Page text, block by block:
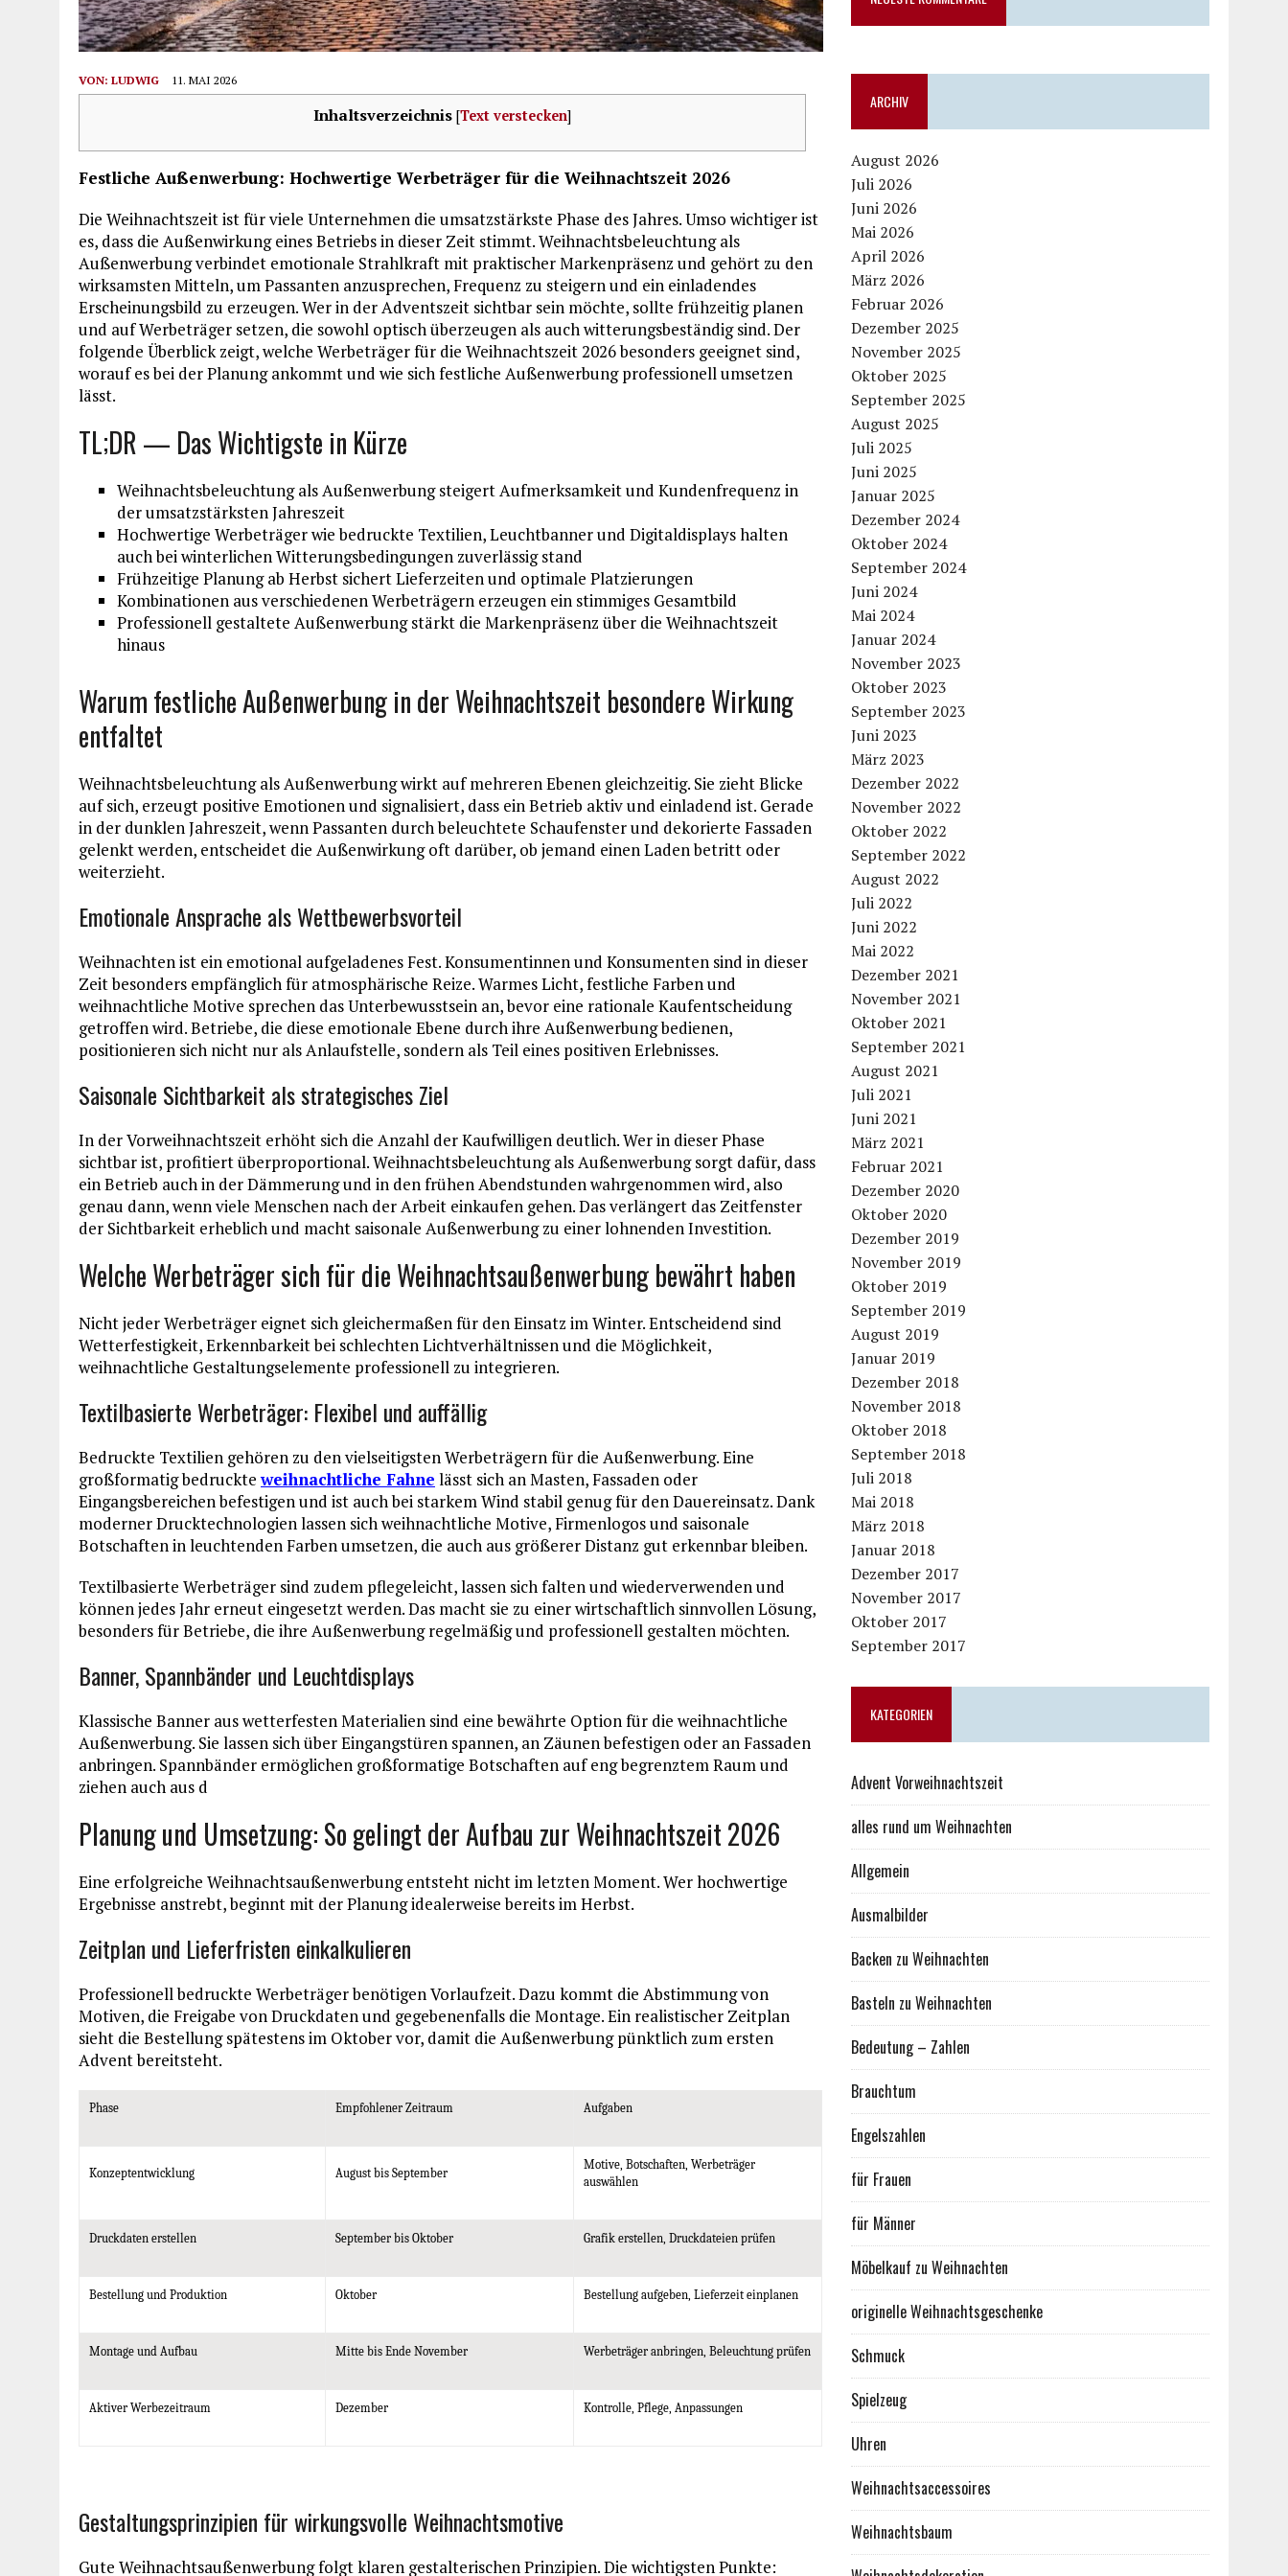
VON: LUDWIG 11. MAI 2026
Inhaltsverzeichnis [Text verstecken]
Festliche Außenwerbung: Hochwertige Werbeträger für die Weihnachtszeit 2026
Die Weihnachtszeit ist für viele Unternehmen die umsatzstärkste Phase des Jahres. Umso wichtiger ist
es, dass die Außenwirkung eines Betriebs in dieser Zeit stimmt. Weihnachtsbeleuchtung als
Außenwerbung verbindet emotionale Strahlkraft mit praktischer Markenpräsenz und gehört zu den
wirksamsten Mitteln, um Passanten anzusprechen, Frequenz zu steigern und ein einladendes
Erscheinungsbild zu erzeugen. Wer in der Adventszeit sichtbar sein möchte, sollte frühzeitig planen
und auf Werbeträger setzen, die sowohl optisch überzeugen als auch witterungsbeständig sind. Der
folgende Überblick zeigt, welche Werbeträger für die Weihnachtszeit 2026 besonders geeignet sind,
worauf es bei der Planung ankommt und wie sich festliche Außenwerbung professionell umsetzen
lässt.
TL;DR — Das Wichtigste in Kürze
Weihnachtsbeleuchtung als Außenwerbung steigert Aufmerksamkeit und Kundenfrequenz in
der umsatzstärksten Jahreszeit
Hochwertige Werbeträger wie bedruckte Textilien, Leuchtbanner und Digitaldisplays halten
auch bei winterlichen Witterungsbedingungen zuverlässig stand
Frühzeitige Planung ab Herbst sichert Lieferzeiten und optimale Platzierungen
Kombinationen aus verschiedenen Werbeträgern erzeugen ein stimmiges Gesamtbild
Professionell gestaltete Außenwerbung stärkt die Markenpräsenz über die Weihnachtszeit
hinaus
Warum festliche Außenwerbung in der Weihnachtszeit besondere Wirkung
entfaltet
Weihnachtsbeleuchtung als Außenwerbung wirkt auf mehreren Ebenen gleichzeitig. Sie zieht Blicke
auf sich, erzeugt positive Emotionen und signalisiert, dass ein Betrieb aktiv und einladend ist. Gerade
in der dunklen Jahreszeit, wenn Passanten durch beleuchtete Schaufenster und dekorierte Fassaden
gelenkt werden, entscheidet die Außenwirkung oft darüber, ob jemand einen Laden betritt oder
weiterzieht.
Emotionale Ansprache als Wettbewerbsvorteil
Weihnachten ist ein emotional aufgeladenes Fest. Konsumentinnen und Konsumenten sind in dieser
Zeit besonders empfänglich für atmosphärische Reize. Warmes Licht, festliche Farben und
weihnachtliche Motive sprechen das Unterbewusstsein an, bevor eine rationale Kaufentscheidung
getroffen wird. Betriebe, die diese emotionale Ebene durch ihre Außenwerbung bedienen,
positionieren sich nicht nur als Anlaufstelle, sondern als Teil eines positiven Erlebnisses.
Saisonale Sichtbarkeit als strategisches Ziel
In der Vorweihnachtszeit erhöht sich die Anzahl der Kaufwilligen deutlich. Wer in dieser Phase
sichtbar ist, profitiert überproportional. Weihnachtsbeleuchtung als Außenwerbung sorgt dafür, dass
ein Betrieb auch in der Dämmerung und in den frühen Abendstunden wahrgenommen wird, also
genau dann, wenn viele Menschen nach der Arbeit einkaufen gehen. Das verlängert das Zeitfenster
der Sichtbarkeit erheblich und macht saisonale Außenwerbung zu einer lohnenden Investition.
Welche Werbeträger sich für die Weihnachtsaußenwerbung bewährt haben
Nicht jeder Werbeträger eignet sich gleichermaßen für den Einsatz im Winter. Entscheidend sind
Wetterfestigkeit, Erkennbarkeit bei schlechten Lichtverhältnissen und die Möglichkeit,
weihnachtliche Gestaltungselemente professionell zu integrieren.
Textilbasierte Werbeträger: Flexibel und auffällig
Bedruckte Textilien gehören zu den vielseitigsten Werbeträgern für die Außenwerbung. Eine
großformatig bedruckteweihnachtliche Fahne lässt sich an Masten, Fassaden oder
Eingangsbereichen befestigen und ist auch bei starkem Wind stabil genug für den Dauereinsatz. Dank
moderner Drucktechnologien lassen sich weihnachtliche Motive, Firmenlogos und saisonale
Botschaften in leuchtenden Farben umsetzen, die auch aus größerer Distanz gut erkennbar bleiben.
Textilbasierte Werbeträger sind zudem pflegeleicht, lassen sich falten und wiederverwenden und
können jedes Jahr erneut eingesetzt werden. Das macht sie zu einer wirtschaftlich sinnvollen Lösung,
besonders für Betriebe, die ihre Außenwerbung regelmäßig und professionell gestalten möchten.
Banner, Spannbänder und Leuchtdisplays
Klassische Banner aus wetterfesten Materialien sind eine bewährte Option für die weihnachtliche
Außenwerbung. Sie lassen sich über Eingangstüren spannen, an Zäunen befestigen oder an Fassaden
anbringen. Spannbänder ermöglichen großformatige Botschaften auf eng begrenztem Raum und
ziehen auch aus d
Planung und Umsetzung: So gelingt der Aufbau zur Weihnachtszeit 2026
Eine erfolgreiche Weihnachtsaußenwerbung entsteht nicht im letzten Moment. Wer hochwertige
Ergebnisse anstrebt, beginnt mit der Planung idealerweise bereits im Herbst.
Zeitplan und Lieferfristen einkalkulieren
Professionell bedruckte Werbeträger benötigen Vorlaufzeit. Dazu kommt die Abstimmung von
Motiven, die Freigabe von Druckdaten und gegebenenfalls die Montage. Ein realistischer Zeitplan
sieht die Bestellung spätestens im Oktober vor, damit die Außenwerbung pünktlich zum ersten
Advent bereitsteht.
Phase Empfohlener Zeitraum Aufgaben
Konzeptentwicklung August bis September
Motive, Botschaften, Werbeträger
auswählen
Druckdaten erstellen September bis Oktober Grafik erstellen, Druckdateien prüfen
Bestellung und Produktion Oktober Bestellung aufgeben, Lieferzeit einplanen
Montage und Aufbau Mitte bis Ende November Werbeträger anbringen, Beleuchtung prüfen
Aktiver Werbezeitraum Dezember Kontrolle, Pflege, Anpassungen
Gestaltungsprinzipien für wirkungsvolle Weihnachtsmotive
Gute Weihnachtsaußenwerbung folgt klaren gestalterischen Prinzipien. Die wichtigsten Punkte:
ARCHIV
August 2026
Juli 2026
Juni 2026
Mai 2026
April 2026
März 2026
Februar 2026
Dezember 2025
November 2025
Oktober 2025
September 2025
August 2025
Juli 2025
Juni 2025
Januar 2025
Dezember 2024
Oktober 2024
September 2024
Juni 2024
Mai 2024
Januar 2024
November 2023
Oktober 2023
September 2023
Juni 2023
März 2023
Dezember 2022
November 2022
Oktober 2022
September 2022
August 2022
Juli 2022
Juni 2022
Mai 2022
Dezember 2021
November 2021
Oktober 2021
September 2021
August 2021
Juli 2021
Juni 2021
März 2021
Februar 2021
Dezember 2020
Oktober 2020
Dezember 2019
November 2019
Oktober 2019
September 2019
August 2019
Januar 2019
Dezember 2018
November 2018
Oktober 2018
September 2018
Juli 2018
Mai 2018
März 2018
Januar 2018
Dezember 2017
November 2017
Oktober 2017
September 2017
KATEGORIEN
Advent Vorweihnachtszeit
alles rund um Weihnachten
Allgemein
Ausmalbilder
Backen zu Weihnachten
Basteln zu Weihnachten
Bedeutung – Zahlen
Brauchtum
Engelszahlen
für Frauen
für Männer
Möbelkauf zu Weihnachten
originelle Weihnachtsgeschenke
Schmuck
Spielzeug
Uhren
Weihnachtsaccessoires
Weihnachtsbaum